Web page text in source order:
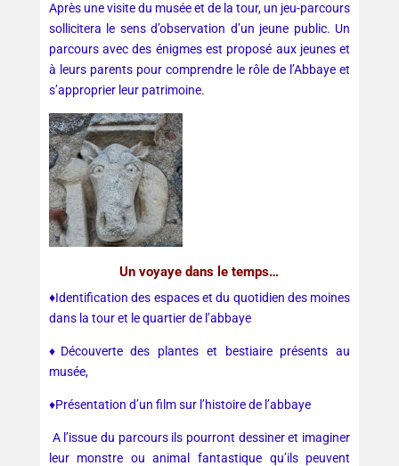
Après une visite du musée et de la tour, un jeu-parcours
sollicitera le sens d’observation d’un jeune public. Un
parcours avec des énigmes est proposé aux jeunes et
à leurs parents pour comprendre le rôle de l’Abbaye et
s’approprier leur patrimoine.
Un voyaye dans le temps…
♦Identification des espaces et du quotidien des moines
dans la tour et le quartier de l’abbaye
♦Découverte des plantes et bestiaire présents au
musée,
♦Présentation d’un film sur l’histoire de l’abbaye
A l’issue du parcours ils pourront dessiner et imaginer
leur monstre ou animal fantastique qu’ils peuvent